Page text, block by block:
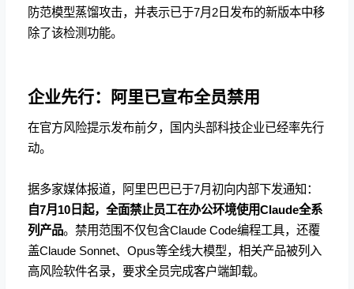
防范模型蒸馏攻击，并表示已于7月2日发布的新版本中移
除了该检测功能。
企业先行：阿里已宣布全员禁用
在官方风险提示发布前夕，国内头部科技企业已经率先行
动。
据多家媒体报道，阿里巴巴已于7月初向内部下发通知：
自7月10日起，全面禁止员工在办公环境使用Claude全系
列产品。禁用范围不仅包含Claude Code编程工具，还覆
盖Claude Sonnet、Opus等全线大模型，相关产品被列入
高风险软件名录，要求全员完成客户端卸载。